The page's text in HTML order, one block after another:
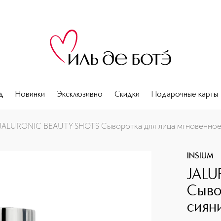
Новинки Эксклюзивно Скидки Подарочные карты
сияниеBEAUTY SHOTS Сыворотка для лица
INSIUM